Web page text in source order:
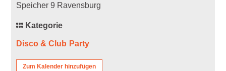
Speicher 9 Ravensburg
Kategorie
Disco & Club Party
Zum Kalender hinzufügen